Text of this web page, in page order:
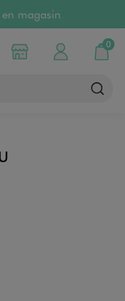
en magasin
Choisir mon magasin
Mon compte
0
Mon